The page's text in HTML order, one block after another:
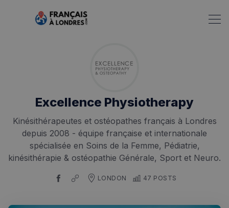
Excellence Physiotherapy
Kinésithérapeutes et ostéopathes français à Londres
depuis 2008 - équipe française et internationale
spécialisée en Soins de la Femme, Pédiatrie,
kinésithérapie & ostéopathie Générale, Sport et Neuro.
LONDON 47 POSTS